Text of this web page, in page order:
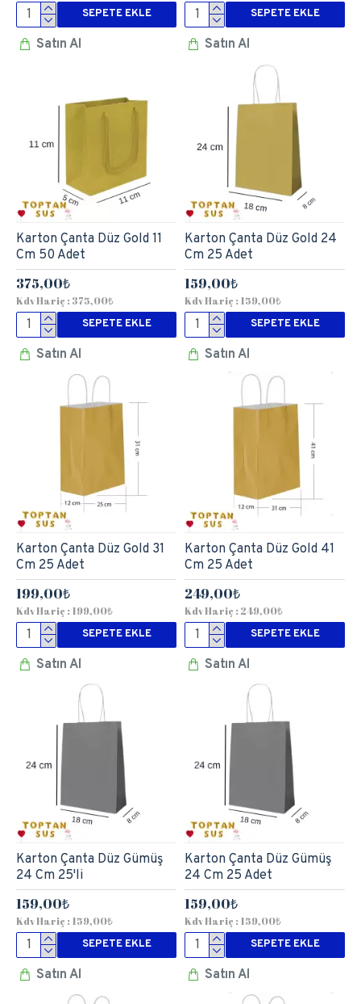
SEPETE EKLE
Satın Al
SEPETE EKLE
Satın Al
Karton Çanta Düz Gold 11
Cm 50 Adet
375,00₺
Kdv Hariç : 375,00₺
SEPETE EKLE
Satın Al
Karton Çanta Düz Gold 24
Cm 25 Adet
159,00₺
Kdv Hariç : 159,00₺
SEPETE EKLE
Satın Al
Karton Çanta Düz Gold 31
Cm 25 Adet
199,00₺
Kdv Hariç : 199,00₺
SEPETE EKLE
Satın Al
Karton Çanta Düz Gold 41
Cm 25 Adet
249,00₺
Kdv Hariç : 249,00₺
SEPETE EKLE
Satın Al
Karton Çanta Düz Gümüş
24 Cm 25'li
159,00₺
Kdv Hariç : 159,00₺
SEPETE EKLE
Satın Al
Karton Çanta Düz Gümüş
24 Cm 25 Adet
159,00₺
Kdv Hariç : 159,00₺
SEPETE EKLE
Satın Al